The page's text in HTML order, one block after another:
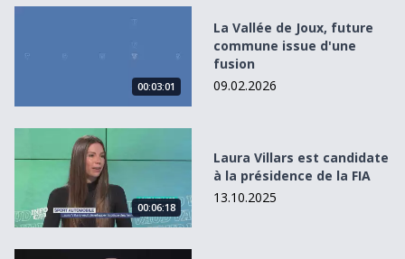
00:03:01
La Vallée de Joux, future
commune issue d'une
fusion
09.02.2026
Laura Villars est candidate à la présidence de la FIA
00:06:18
Laura Villars est candidate
à la présidence de la FIA
13.10.2025